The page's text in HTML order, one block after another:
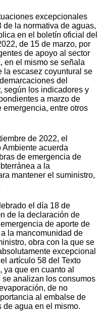
excepcionales
la normativa de aguas,
en el boletín oficial del
de 15 de marzo, por
de apoyo al sector
en el mismo se señala
la escasez coyuntural se
del
según los indicadores y
a marzo de
entre otros
de 2022, el
acuerda
de emergencia de
a la
mantener el suministro,
el día 18 de
de la declaración de
de aporte de
la mancomunidad de
obra con la que se
excepcional
artículo 58 del Texto
que en cuanto al
analizan los consumos
de no
al embalse de
de agua en el mismo.